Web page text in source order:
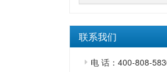
联系我们
电 话：400-808-